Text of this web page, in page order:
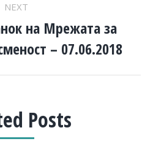
NEXT
Next
post:
на Мрежата за
– 07.06.2018
Posts